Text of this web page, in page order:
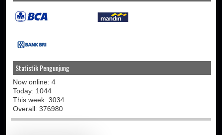
Statistik Pengunjung
Now online: 4
Today: 1044
This week: 3034
Overall: 376980